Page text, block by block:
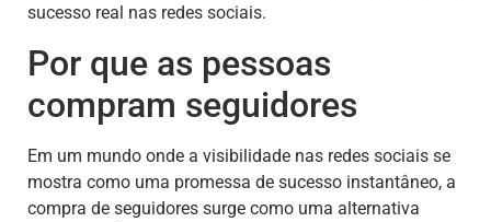
sucesso real nas redes sociais.
Por que as pessoas
compram seguidores
Em um mundo onde a visibilidade nas redes sociais se
mostra como uma promessa de sucesso instantâneo, a
compra de seguidores surge como uma alternativa